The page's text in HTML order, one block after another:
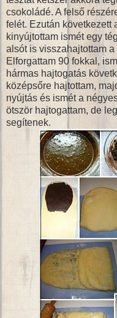
csokoládé. A felső
felét. Ezután következett
kinyújtottam ismét egy
alsót is visszahajtottam
Elforgattam 90 fokkal,
hármas hajtogatás
középsőre hajtottam,
nyújtás és ismét a
ötször hajtogattam, de
segítenek.